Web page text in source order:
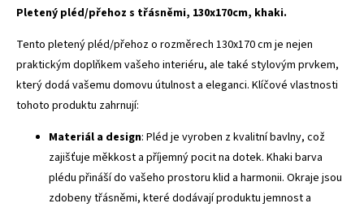
Pletený pléd/přehoz s třásněmi, 130x170cm, khaki.
Tento pletený pléd/přehoz o rozměrech 130x170 cm je nejen
praktickým doplňkem vašeho interiéru, ale také stylovým prvkem,
který dodá vašemu domovu útulnost a eleganci. Klíčové vlastnosti
tohoto produktu zahrnují:
Materiál a design: Pléd je vyroben z kvalitní bavlny, což
zajišťuje měkkost a příjemný pocit na dotek. Khaki barva
plédu přináší do vašeho prostoru klid a harmonii. Okraje jsou
zdobeny třásněmi, které dodávají produktu jemnost a